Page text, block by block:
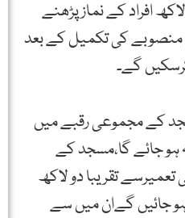
ہے،اس وقت مسجد میں 8لاکھ افراد کے نماز پڑھنے
کی تکمیل کے بعد
کے مجموعی رقبے میں
ہو جائے گا،مسجد کے
کی تعمیرسے تقریبا دو لاکھ
جائیں گےان میں سے